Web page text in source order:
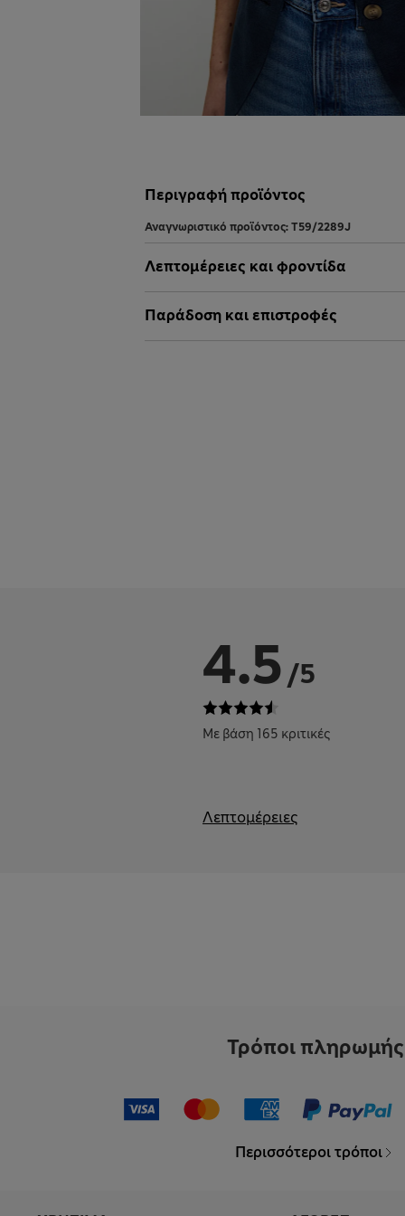
Περιγραφή προϊόντος
Αναγνωριστικό προϊόντος:T59/2289J
Λεπτομέρειες και φροντίδα
Παράδοση και επιστροφές
4.5 /5
Με βάση 165 κριτικές
Λεπτομέρειες
Τρόποι πληρωμής
Περισσότεροι τρόποι